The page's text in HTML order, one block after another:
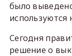
было
используются
Сегодня
решение о